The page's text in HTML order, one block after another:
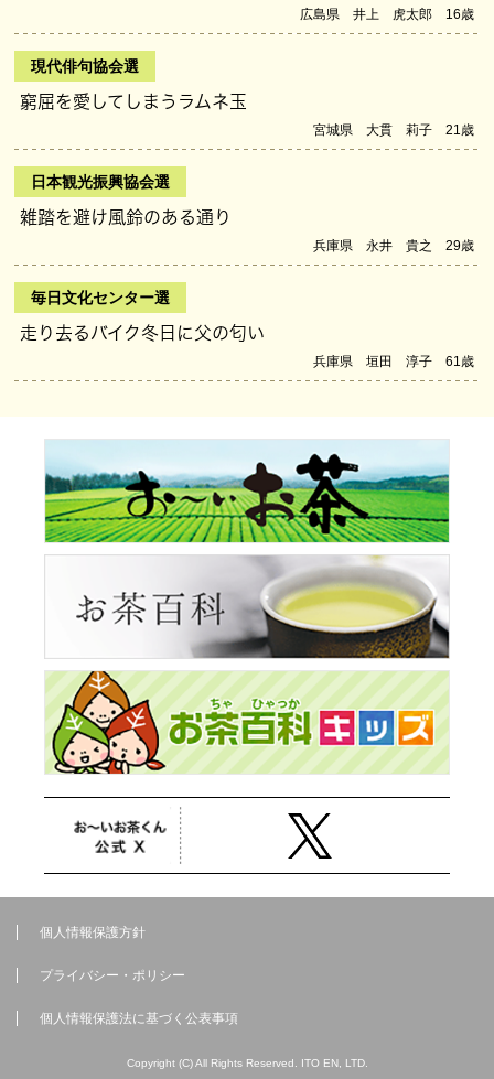
広島県 井上 虎太郎 16歳
現代俳句協会選
窮屈を愛してしまうラムネ玉
宮城県 大貫 莉子 21歳
日本観光振興協会選
雑踏を避け風鈴のある通り
兵庫県 永井 貴之 29歳
毎日文化センター選
走り去るバイク冬日に父の匂い
兵庫県 垣田 淳子 61歳
個人情報保護方針
プライバシー・ポリシー
個人情報保護法に基づく公表事項
Copyright (C) All Rights Reserved. ITO EN, LTD.